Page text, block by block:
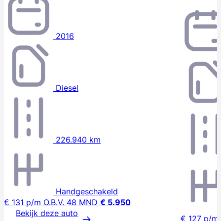
2016
Diesel
226.940 km
Handgeschakeld
€ 131 p/m O.B.V. 48 MND € 5.950
Bekijk deze auto
€ 127 p/m